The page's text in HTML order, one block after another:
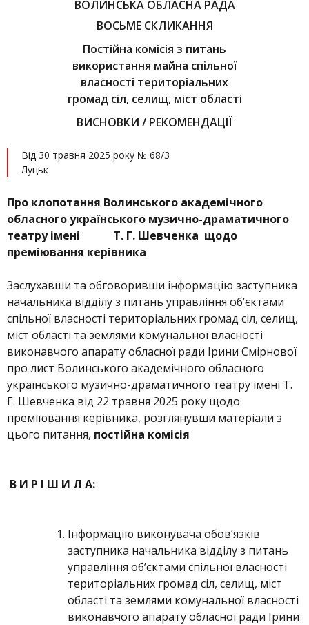
ВОЛИНСЬКА ОБЛАСНА РАДА
ВОСЬМЕ СКЛИКАННЯ
Постійна комісія з питань
використання майна спільної
власності територіальних
громад сіл, селищ, міст області
ВИСНОВКИ / РЕКОМЕНДАЦІЇ
Від 30 травня 2025 року № 68/3
Луцьк
Про клопотання Волинського академічного
обласного українського музично-драматичного
театру імені Т. Г. Шевченка щодо
преміювання керівника
Заслухавши та обговоривши інформацію заступника
начальника відділу з питань управління об’єктами
спільної власності територіальних громад сіл, селищ,
міст області та землями комунальної власності
виконавчого апарату обласної ради Ірини Смірнової
про лист Волинського академічного обласного
українського музично-драматичного театру імені Т.
Г. Шевченка від 22 травня 2025 року щодо
преміювання керівника, розглянувши матеріали з
цього питання, постійна комісія
В И Р І Ш И Л А:
Інформацію виконувача обов’язків
заступника начальника відділу з питань
управління об’єктами спільної власності
територіальних громад сіл, селищ, міст
області та землями комунальної власності
виконавчого апарату обласної ради Ірини